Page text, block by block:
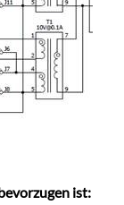
ist: